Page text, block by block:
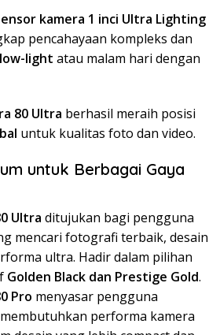
kamera 1 inci Ultra Lighting
pencahayaan kompleks dan
low-light atau malam hari dengan
80 Ultra berhasil meraih posisi
untuk kualitas foto dan video.
untuk Berbagai Gaya
Ultra ditujukan bagi pengguna
mencari fotografi terbaik, desain
ultra. Hadir dalam pilihan
Golden Black dan Prestige Gold.
Pro menyasar pengguna
performa kamera